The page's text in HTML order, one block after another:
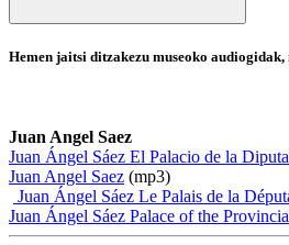
Hemen jaitsi ditzakezu museoko
Juan Angel Saez
Juan Ángel Sáez El Palacio de la
Juan Angel Saez (mp3)
Juan Ángel Sáez Le Palais de la
Juan Ángel Sáez Palace of the